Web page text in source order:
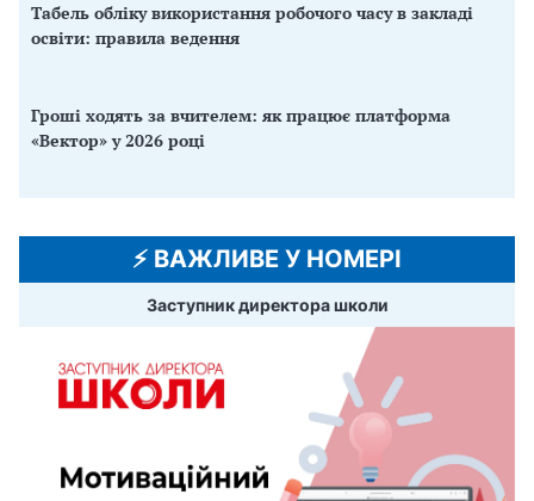
Табель обліку використання робочого часу в закладі
освіти: правила ведення
Гроші ходять за вчителем: як працює платформа
«Вектор» у 2026 році
⚡️ ВАЖЛИВЕ У НОМЕРІ
Заступник директора школи